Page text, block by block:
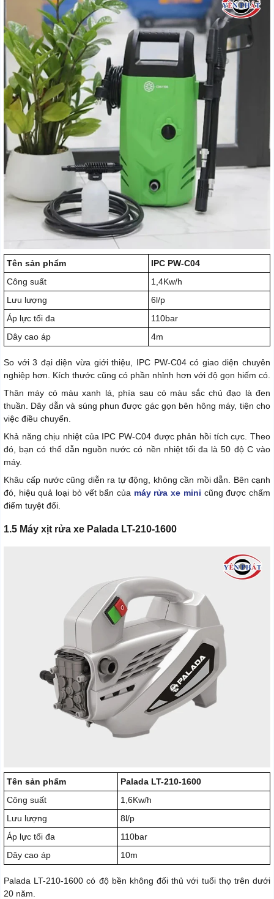
Tên sản phẩm
IPC PW-C04
Công suất
1,4Kw/h
Lưu lượng
6l/p
Áp lực tối đa
110bar
Dây cao áp
4m
So với 3 đại diện vừa giới thiệu, IPC PW-C04 có giao diện chuyên
nghiệp hơn. Kích thước cũng có phần nhỉnh hơn với độ gọn hiếm có.
Thân máy có màu xanh lá, phía sau có màu sắc chủ đạo là đen
thuần. Dây dẫn và súng phun được gác gọn bên hông máy, tiện cho
việc điều chuyển.
Khả năng chịu nhiệt của IPC PW-C04 được phản hồi tích cực. Theo
đó, bạn có thể dẫn nguồn nước có nền nhiệt tối đa là 50 độ C vào
máy.
Khâu cấp nước cũng diễn ra tự động, không cần mồi dẫn. Bên cạnh
đó, hiệu quả loại bỏ vết bẩn của máy rửa xe mini cũng được chấm
điểm tuyệt đối.
1.5 Máy xịt rửa xe Palada LT-210-1600
Tên sản phẩm
Palada LT-210-1600
Công suất
1,6Kw/h
Lưu lượng
8l/p
Áp lực tối đa
110bar
Dây cao áp
10m
Palada LT-210-1600 có độ bền không đối thủ với tuổi thọ trên dưới
20 năm.